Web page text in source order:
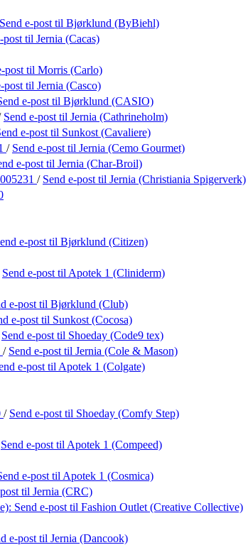
Send e-post til Bjørklund (ByBiehl)
post til Jernia (Cacas)
post til Morris (Carlo)
post til Jernia (Casco)
e-post til Bjørklund (CASIO)
Send e-post til Jernia (Cathrineholm)
e-post til Sunkost (Cavaliere)
/ Send e-post til Jernia (Cemo Gourmet)
e-post til Jernia (Char-Broil)
/ Send e-post til Jernia (Christiania Spigerverk)
e-post til Bjørklund (Citizen)
Send e-post til Apotek 1 (Cliniderm)
e-post til Bjørklund (Club)
e-post til Sunkost (Cocosa)
Send e-post til Shoeday (Code9 tex)
/ Send e-post til Jernia (Cole & Mason)
e-post til Apotek 1 (Colgate)
/ Send e-post til Shoeday (Comfy Step)
Send e-post til Apotek 1 (Compeed)
e-post til Apotek 1 (Cosmica)
til Jernia (CRC)
Send e-post til Fashion Outlet (Creative Collective)
e-post til Jernia (Dancook)